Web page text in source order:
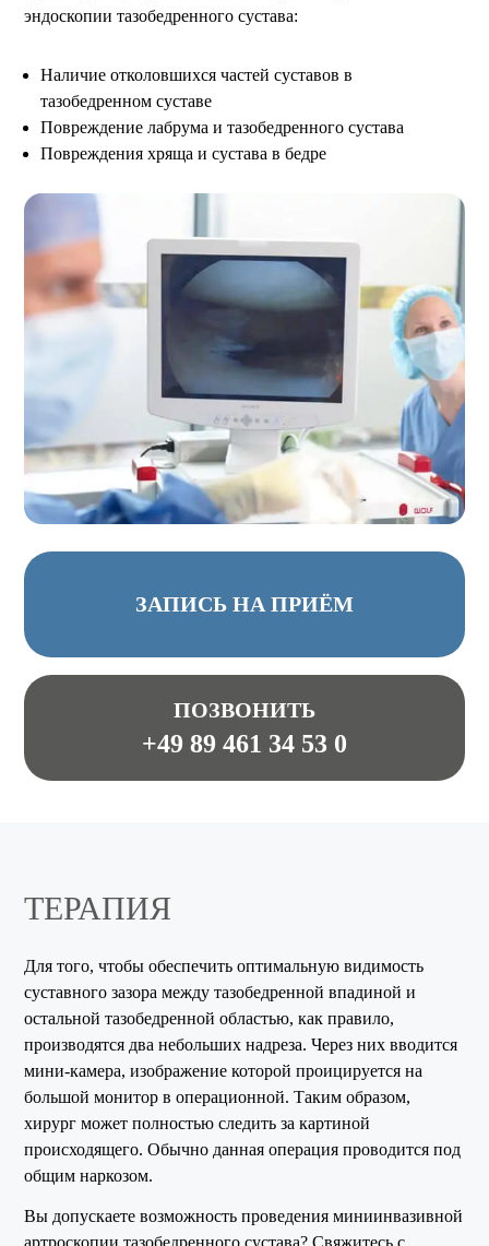
эндоскопии тазобедренного сустава:
Наличие отколовшихся частей суставов в
тазобедренном суставе
Повреждение лабрума и тазобедренного сустава
Повреждения хряща и сустава в бедре
ЗАПИСЬ НА ПРИЁМ
ПОЗВОНИТЬ
+49 89 461 34 53 0
ТЕРАПИЯ
Для того, чтобы обеспечить оптимальную видимость
суставного зазора между тазобедренной впадиной и
остальной тазобедренной областью, как правило,
производятся два небольших надреза. Через них вводится
мини-камера, изображение которой проицируется на
большой монитор в операционной. Таким образом,
хирург может полностью следить за картиной
происходящего. Обычно данная операция проводится под
общим наркозом.
Вы допускаете возможность проведения миниинвазивной
артроскопии тазобедренного сустава? Свяжитесь с